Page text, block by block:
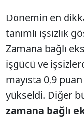
Dönemin en
tanımlı işsizlik
Zamana bağlı
işgücü ve
mayısta 0,9
yükseldi. Diğer
zamana bağlı